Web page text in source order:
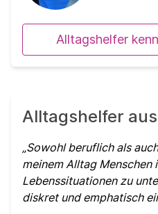
Alltagshelfer
Alltagshelfer
Sowohl beruflich als
meinem Alltag Menschen
Lebenssituationen zu
diskret und emphatisch